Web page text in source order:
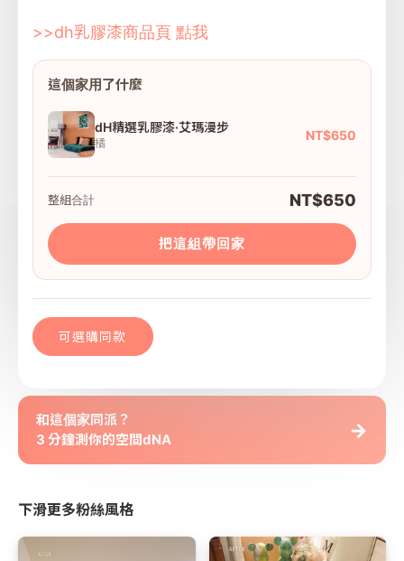
>>dh乳膠漆商品頁 點我
這個家用了什麼
dH精選乳膠漆·艾瑪漫步
橘
NT$650
整組合計 NT$650
把這組帶回家
可選購同款
和這個家同派？
3 分鐘測你的空間dNA
→
下滑更多粉絲風格